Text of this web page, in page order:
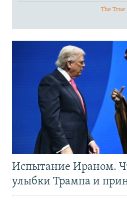
Испытание Ираном.
улыбки Трампа и